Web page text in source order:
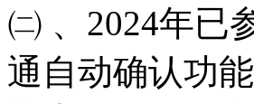
㈡ 、2024年已
通自动确认功